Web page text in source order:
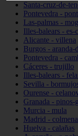
Santa-cruz-de-
Pontevedra -
Las-palmas -
Illes-balears - es-
Alicante - villena
Burgos - aranda-
Pontevedra -
Cáceres - trujillo
Illes-balears -
Sevilla -
Ourense -
Granada - pinos-
Murcia - mula
Madrid -
Huelva - calañas